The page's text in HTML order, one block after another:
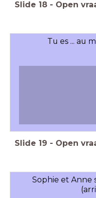
Slide 18 - Open
Tu es ... au
Slide 19 - Open
Sophie et Anne